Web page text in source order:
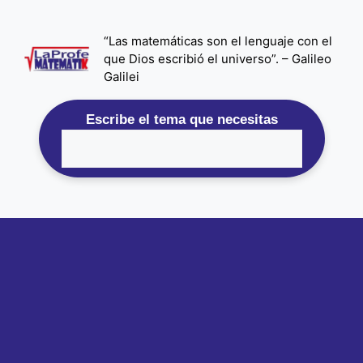
contenido
“Las matemáticas son el lenguaje con el
que Dios escribió el universo”. – Galileo
Galilei
Escribe el tema que necesitas